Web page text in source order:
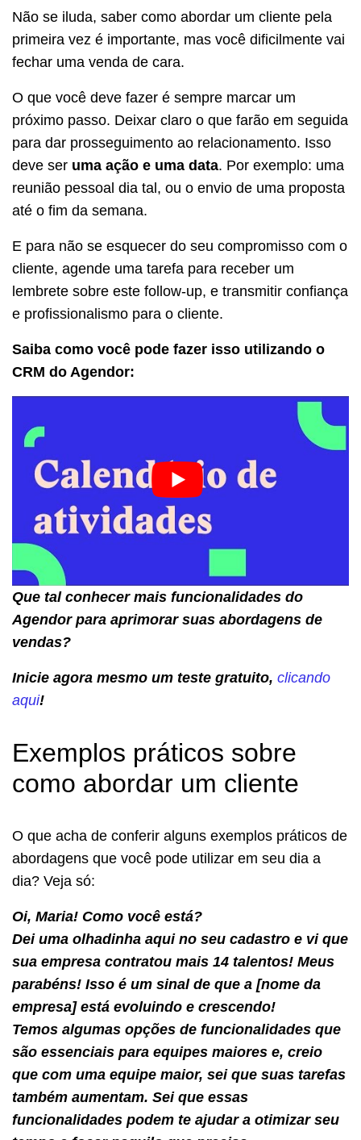
Não se iluda, saber como abordar um cliente pela
primeira vez é importante, mas você dificilmente vai
fechar uma venda de cara.
O que você deve fazer é sempre marcar um
próximo passo. Deixar claro o que farão em seguida
para dar prosseguimento ao relacionamento. Isso
deve ser uma ação e uma data. Por exemplo: uma
reunião pessoal dia tal, ou o envio de uma proposta
até o fim da semana.
E para não se esquecer do seu compromisso com o
cliente, agende uma tarefa para receber um
lembrete sobre este follow-up, e transmitir confiança
e profissionalismo para o cliente.
Saiba como você pode fazer isso utilizando o
CRM do Agendor:
Que tal conhecer mais funcionalidades do
Agendor para aprimorar suas abordagens de
vendas?
Inicie agora mesmo um teste gratuito, clicando
aqui!
Exemplos práticos sobre
como abordar um cliente
O que acha de conferir alguns exemplos práticos de
abordagens que você pode utilizar em seu dia a
dia? Veja só:
Oi, Maria! Como você está?
Dei uma olhadinha aqui no seu cadastro e vi que
sua empresa contratou mais 14 talentos! Meus
parabéns! Isso é um sinal de que a [nome da
empresa] está evoluindo e crescendo!
Temos algumas opções de funcionalidades que
são essenciais para equipes maiores e, creio
que com uma equipe maior, sei que suas tarefas
também aumentam. Sei que essas
funcionalidades podem te ajudar a otimizar seu